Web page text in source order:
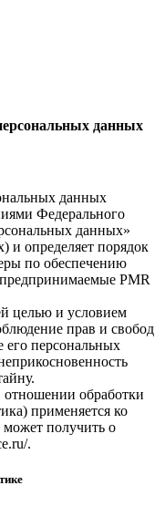
данных
данных
Федерального
данных»
и определяет порядок
по обеспечению
PMR
целью и условием
прав и свобод
его персональных
отношении обработки
применяется ко
получить о
.